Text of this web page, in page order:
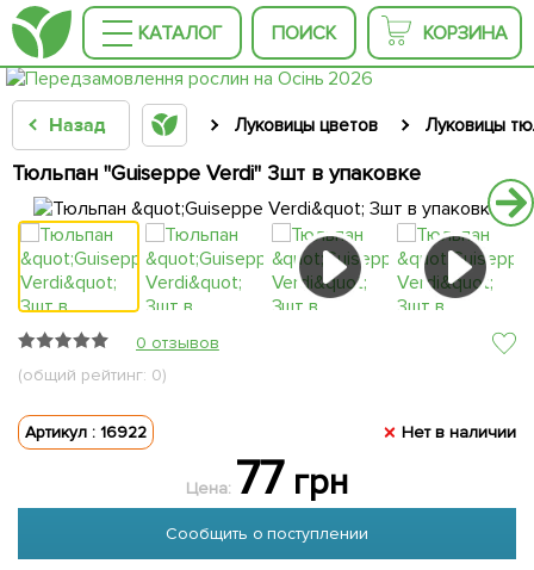
КАТАЛОГ ПОИСК КОРЗИНА
Назад Луковицы цветов Луковицы
Тюльпан "Guiseppe Verdi" 3шт в упаковке
0 отзывов
(общий рейтинг: 0)
Артикул : 16922 Нет в наличии
Цена: 77грн
Сообщить о поступлении